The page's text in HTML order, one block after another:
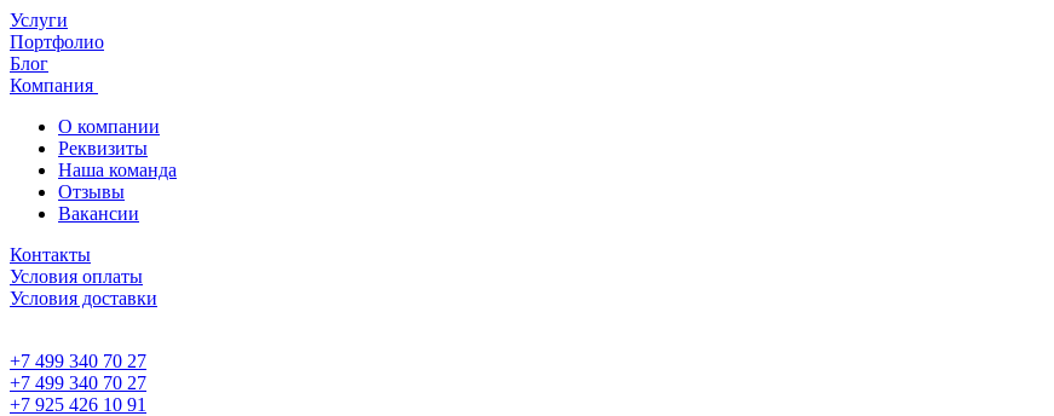
Услуги
Портфолио
Блог
Компания
О компании
Реквизиты
Наша команда
Отзывы
Вакансии
Контакты
Условия оплаты
Условия доставки
+7 499 340 70 27
+7 499 340 70 27
+7 925 426 10 91